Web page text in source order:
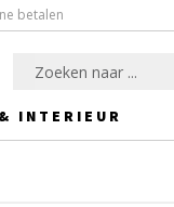
betalen
INTERIEUR